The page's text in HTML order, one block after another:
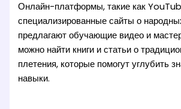
Онлайн-платформы, такие как
специализированные сайты о
предлагают обучающие видео и
можно найти книги и статьи о
плетения, которые помогут углубить
навыки.